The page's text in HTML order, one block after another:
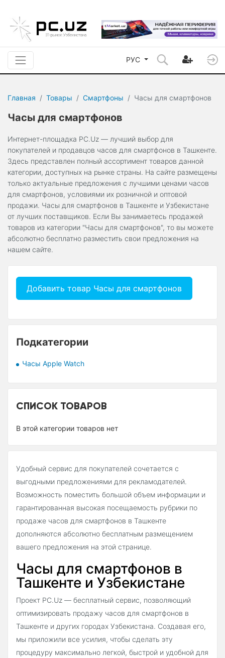
РУС
Главная Товары Смартфоны Часы для смартфонов
Часы для смартфонов
Интернет-площадка PC.Uz — лучший выбор для
покупателей и продавцов часов для смартфонов в Ташкенте.
Здесь представлен полный ассортимент товаров данной
категории, доступных на рынке страны. На сайте размещены
только актуальные предложения с лучшими ценами часов
для смартфонов, условиями их розничной и оптовой
продажи. Часы для смартфонов в Ташкенте и Узбекистане
от лучших поставщиков. Если Вы занимаетесь продажей
товаров из категории "Часы для смартфонов", то вы можете
абсолютно бесплатно разместить свои предложения на
нашем сайте.
Добавить товар Часы для смартфонов
Подкатегории
Часы Apple Watch
СПИСОК ТОВАРОВ
В этой категории товаров нет
Удобный сервис для покупателей сочетается с
выгодными предложениями для рекламодателей.
Возможность поместить большой объем информации и
гарантированная высокая посещаемость рубрики по
продаже часов для смартфонов в Ташкенте
дополняются абсолютно бесплатным размещением
вашего предложения на этой странице.
Часы для смартфонов в
Ташкенте и Узбекистане
Проект PC.Uz — бесплатный сервис, позволяющий
оптимизировать продажу часов для смартфонов в
Ташкенте и других городах Узбекистана. Создавая его,
мы приложили все усилия, чтобы сделать эту
процедуру максимально легкой, быстрой и удобной для